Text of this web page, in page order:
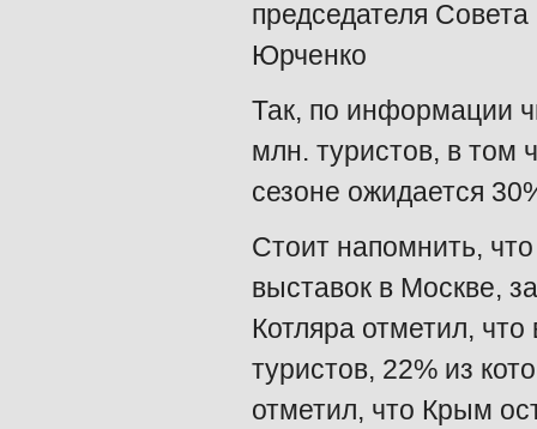
председателя
Юрченко
Так, по информации
млн. туристов, в том
сезоне ожидается
Стоит напомнить,
выставок в Москве,
Котляра отметил,
туристов, 22% из
отметил, что Крым